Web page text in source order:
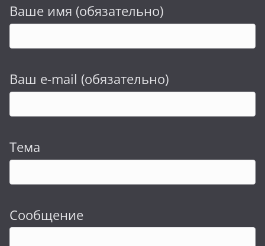
Ваше имя (обязательно)
Ваш e-mail (обязательно)
Тема
Сообщение